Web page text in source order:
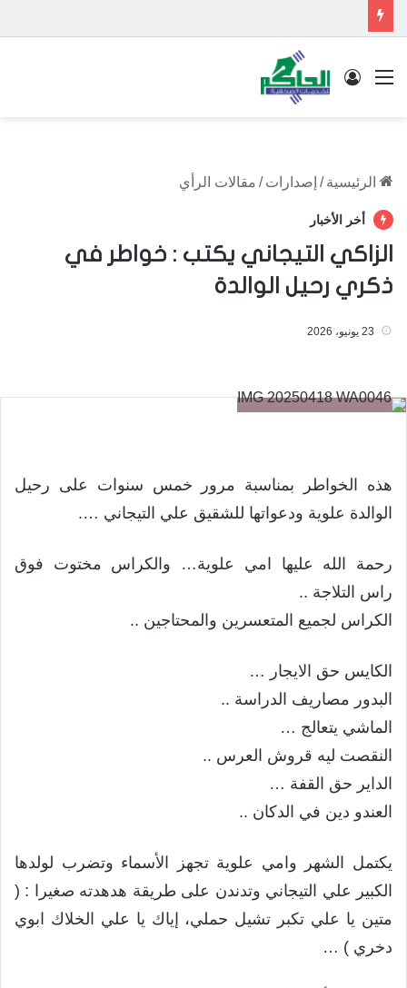
القائمة تسجيل الدخول
الرئيسية / إصدارات / مقالات الرأي
أخر الأخبار
الزاكي التيجاني يكتب : خواطر في
ذكري رحيل الوالدة
23 يونيو، 2026
هذه الخواطر بمناسبة مرور خمس سنوات على رحيل
الوالدة علوية ودعواتها للشقيق علي التيجاني ….
رحمة الله عليها امي علوية… والكراس مختوت فوق
راس التلاجة ..
الكراس لجميع المتعسرين والمحتاجين ..
الكايس حق الايجار …
البدور مصاريف الدراسة ..
الماشي يتعالج …
النقصت ليه قروش العرس ..
الداير حق القفة …
العندو دين في الدكان ..
يكتمل الشهر وامي علوية تجهز الأسماء وتضرب لولدها
الكبير علي التيجاني وتدندن على طريقة هدهدته صغيرا : (
متين يا علي تكبر تشيل حملي، إياك يا علي الخلاك ابوي
دخري ) …